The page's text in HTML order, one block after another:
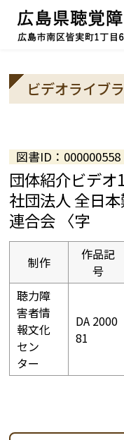
ビデオライブ
図書ID：000000558
団体紹介ビデオ
社団法人 全日
連合会 〈字
制作
作品記
号
聴力障
害者情
報文化
セン
ター
DA 2000
81